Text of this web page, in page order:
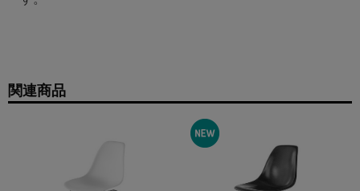
関連商品